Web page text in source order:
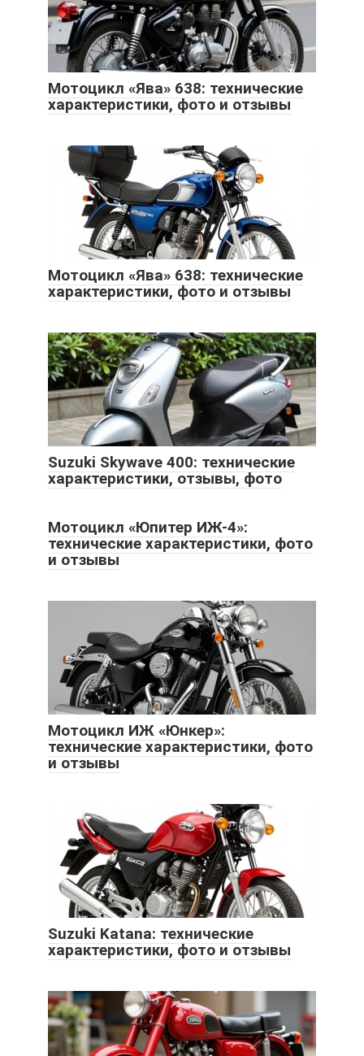
Мотоцикл «Ява» 638: технические
характеристики, фото и отзывы
Мотоцикл «Ява» 638: технические
характеристики, фото и отзывы
Suzuki Skywave 400: технические
характеристики, отзывы, фото
Мотоцикл «Юпитер ИЖ-4»:
технические характеристики, фото
и отзывы
Мотоцикл ИЖ «Юнкер»:
технические характеристики, фото
и отзывы
Suzuki Katana: технические
характеристики, фото и отзывы